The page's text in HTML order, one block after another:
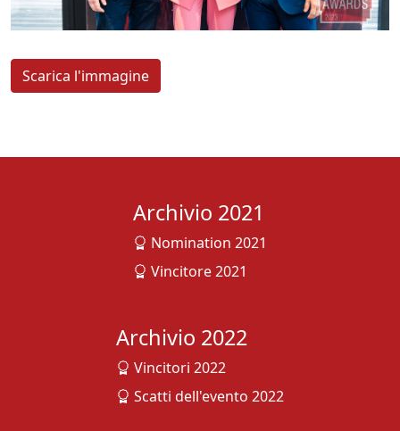
Scarica l'immagine
Archivio 2021
Nomination 2021
Vincitore 2021
Archivio 2022
Vincitori 2022
Scatti dell'evento 2022